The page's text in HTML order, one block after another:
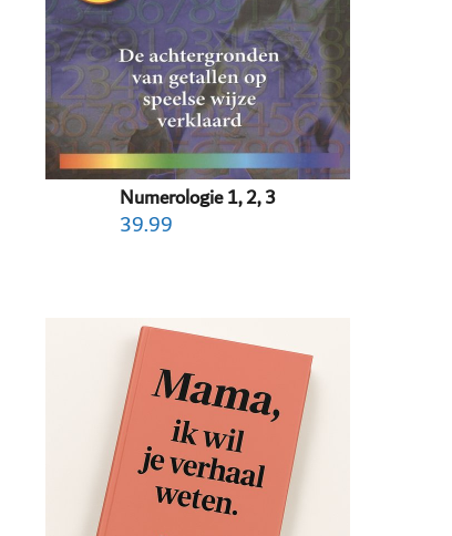
Numerologie 1, 2, 3
39.99